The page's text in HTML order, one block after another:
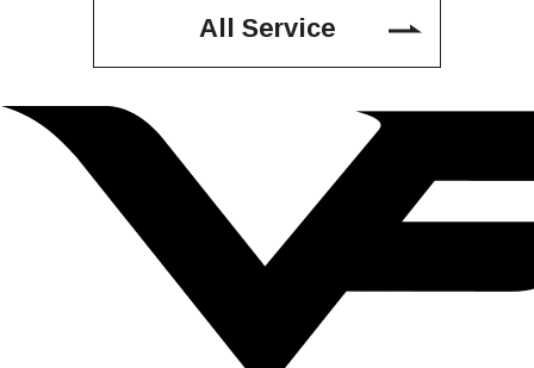
All Service